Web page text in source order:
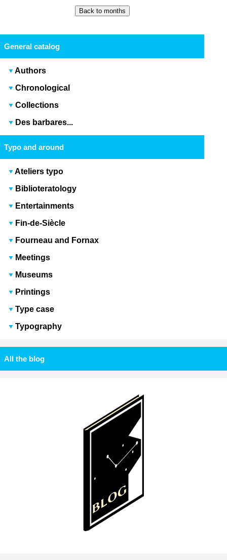
General catalog
Authors
Chronological
Collections
Des barbares...
Typo and around
Ateliers typo
Biblioteratology
Entertainments
Fin-de-Siècle
Fourneau and Fornax
Meetings
Museums
Printings
Type case
Typography
All the blog